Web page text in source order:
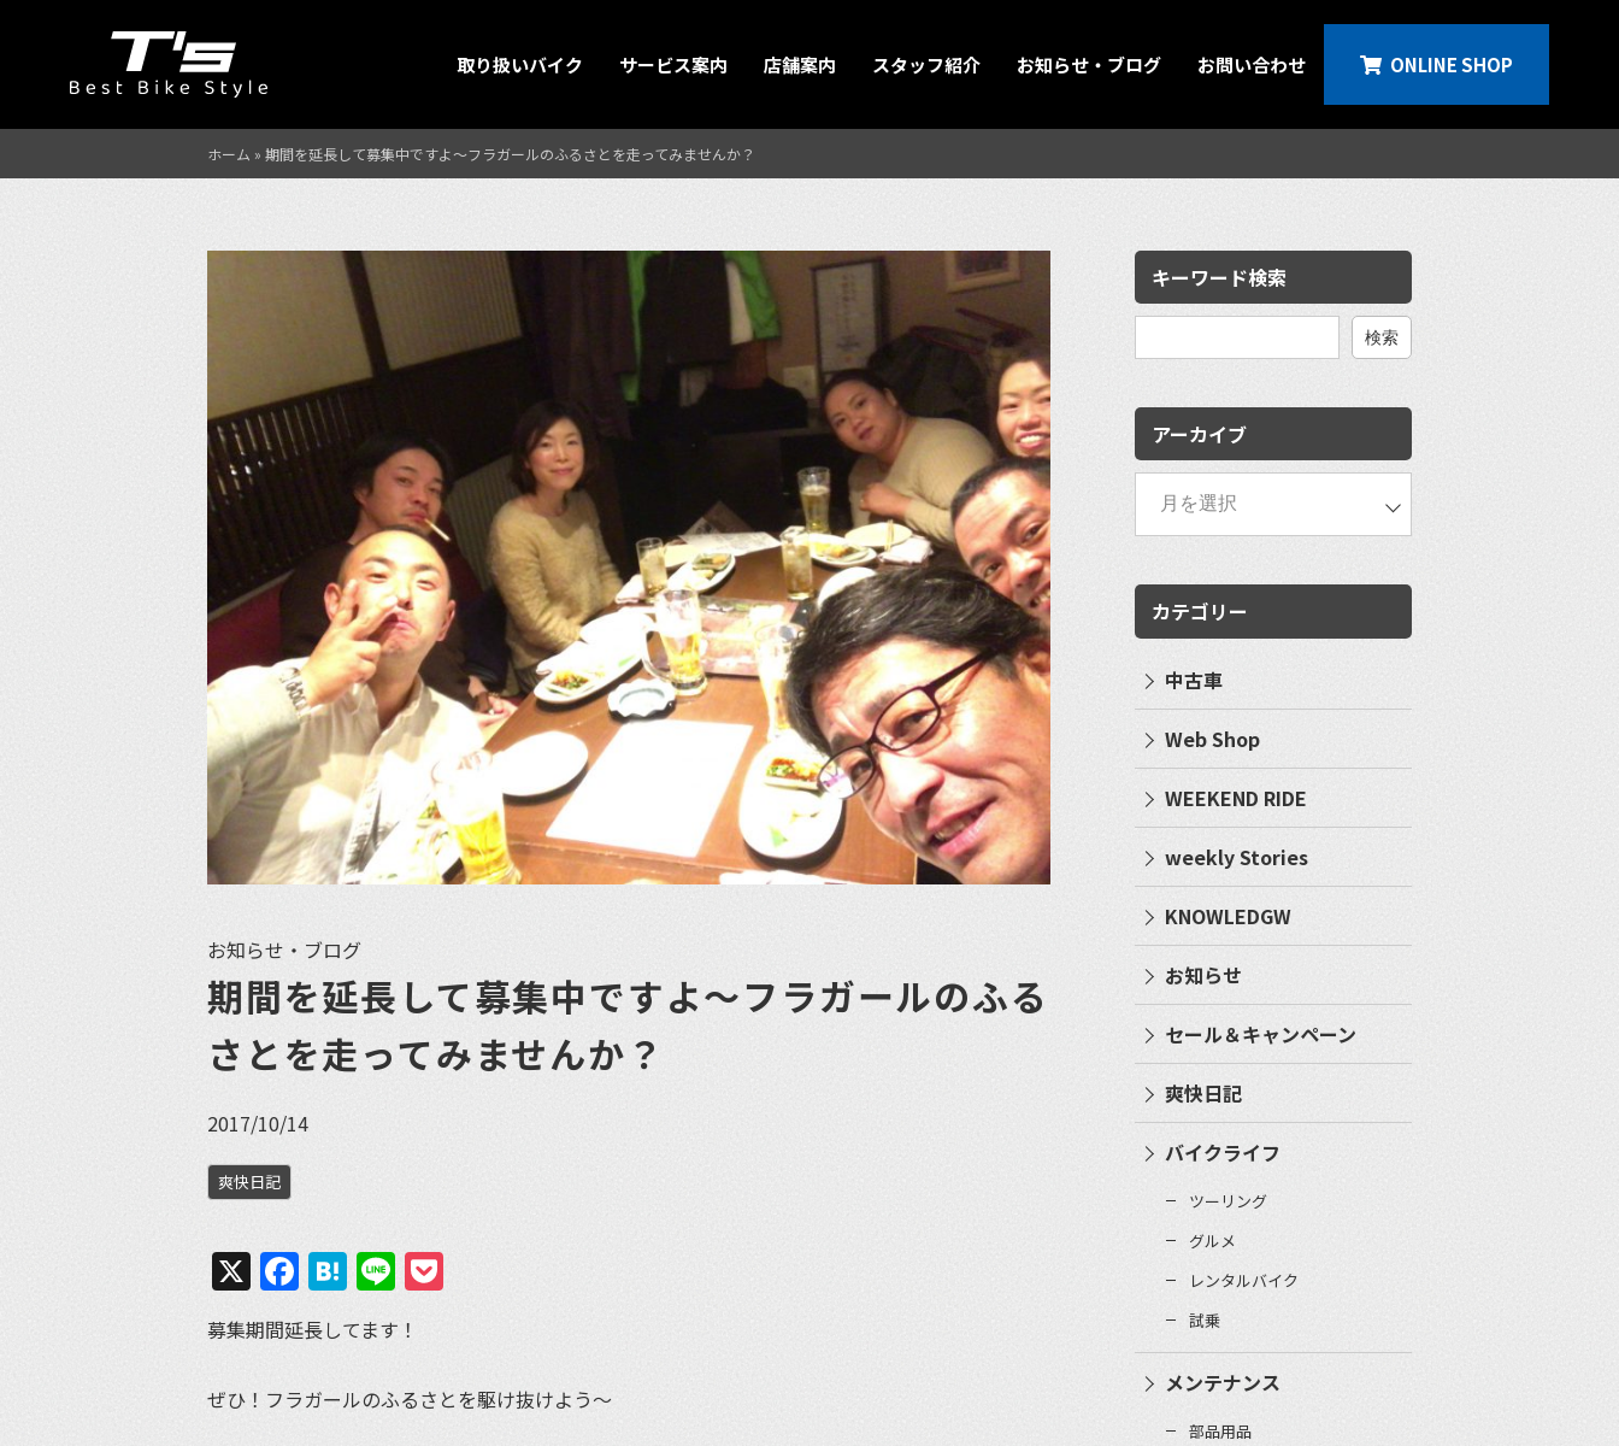
取り扱いバイク サービス案内 店舗案内 スタッフ紹介 お知らせ・ブログ お問い合わせ ONLINE SHOP
ホーム » 期間を延長して募集中ですよ〜フラガールのふるさとを走ってみませんか？
お知らせ・ブログ
期間を延長して募集中ですよ〜フラガールのふる
さとを走ってみませんか？
2017/10/14
爽快日記
X Facebook
Hatena
Line
募集期間延長してます！
ぜひ！フラガールのふるさとを駆け抜けよう〜
キーワード検索
検
アーカイブ
カテゴリー
中古車
Web Shop
WEEKEND RIDE
weekly Stories
KNOWLEDGW
お知らせ
セール＆キャンペーン
爽快日記
バイクライフ
ツーリング
グルメ
レンタルバイク
試乗
メンテナンス
部品用品